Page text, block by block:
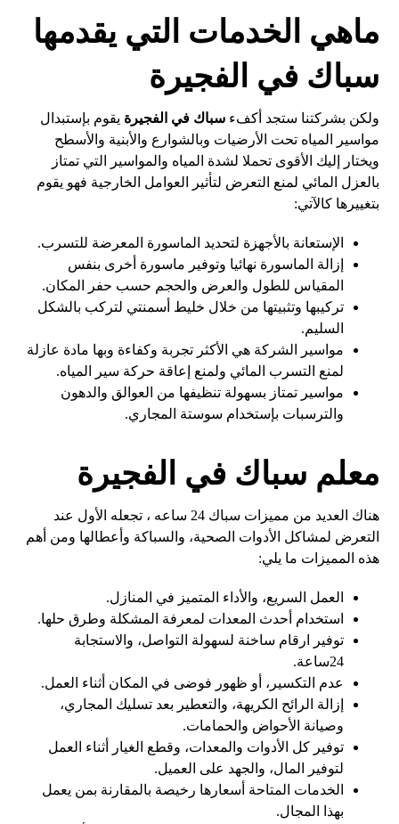
ماهي الخدمات التي يقدمها
سباك في الفجيرة
ولكن بشركتنا ستجد أكفءسباك في الفجيرة يقوم بإستبدال
مواسير المياه تحت الأرضيات وبالشوارع والأبنية والأسطح
ويختار إليك الأقوى تحملا لشدة المياه والمواسير التي تمتاز
بالعزل المائي لمنع التعرض لتأثير العوامل الخارجية فهو يقوم
بتغييرها كالآتي:
الإستعانة بالأجهزة لتحديد الماسورة المعرضة للتسرب.
إزالة الماسورة نهائيا وتوفير ماسورة أخرى بنفس
المقياس للطول والعرض والحجم حسب حفر المكان.
تركيبها وتثبيتها من خلال خليط أسمنتي لتركب بالشكل
السليم.
مواسير الشركة هي الأكثر تجربة وكفاءة وبها مادة عازلة
لمنع التسرب المائي ولمنع إعاقة حركة سير المياه.
مواسير تمتاز بسهولة تنظيفها من العوالق والدهون
والترسبات بإستخدام سوستة المجاري.
معلم سباك في الفجيرة
هناك العديد من مميزات سباك 24 ساعه ، تجعله الأول عند
التعرض لمشاكل الأدوات الصحية، والسباكة وأعطالها ومن أهم
هذه المميزات ما يلي:
العمل السريع، والأداء المتميز في المنازل.
استخدام أحدث المعدات لمعرفة المشكلة وطرق حلها.
توفير ارقام ساخنة لسهولة التواصل، والاستجابة
24ساعة.
عدم التكسير، أو ظهور فوضى في المكان أثناء العمل.
إزالة الرائح الكريهة، والتعطير بعد تسليك المجاري،
وصيانة الأحواض والحمامات.
توفير كل الأدوات والمعدات، وقطع الغيار أثناء العمل
لتوفير المال، والجهد على العميل.
الخدمات المتاحة أسعارها رخيصة بالمقارنة بمن يعمل
بهذا المجال.